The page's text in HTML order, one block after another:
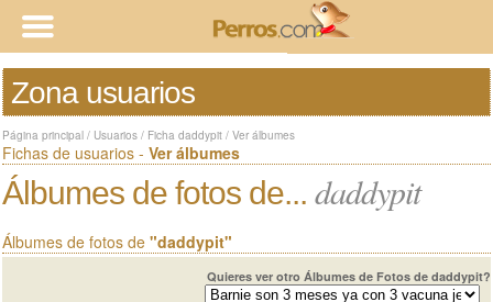
Zona usuarios
Página principal / Usuarios / Ficha daddypit / Ver álbumes
Fichas de usuarios - Ver álbumes
Álbumes de fotos de... daddypit
Álbumes de fotos de "daddypit"
Quieres ver otro Álbumes de Fotos de daddypit?